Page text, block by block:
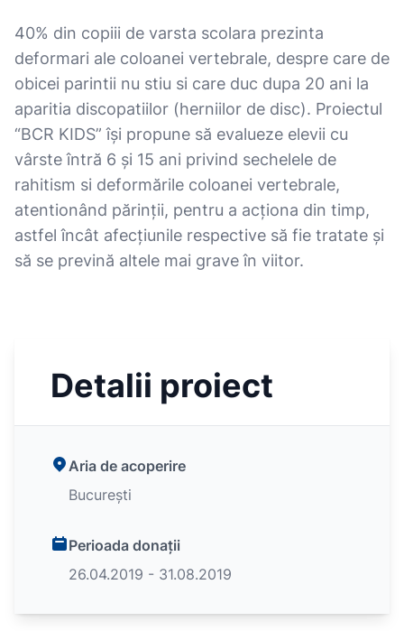
40% din copiii de varsta scolara prezinta
deformari ale coloanei vertebrale, despre care de
obicei parintii nu stiu si care duc dupa 20 ani la
aparitia discopatiilor (herniilor de disc). Proiectul
“BCR KIDS” își propune să evalueze elevii cu
vârste întră 6 și 15 ani privind sechelele de
rahitism si deformările coloanei vertebrale,
atentionând părinții, pentru a acționa din timp,
astfel încât afecțiunile respective să fie tratate și
să se prevină altele mai grave în viitor.
Detalii proiect
Aria de acoperire
București
Perioada donații
26.04.2019 - 31.08.2019